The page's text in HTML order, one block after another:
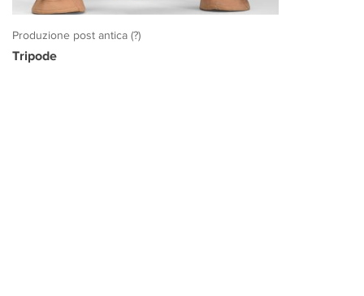
Produzione post antica (?)
Tripode